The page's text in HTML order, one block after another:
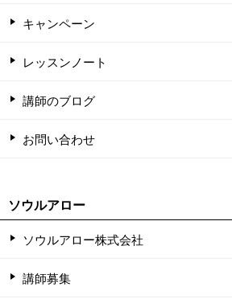
キャンペーン
レッスンノート
講師のブログ
お問い合わせ
ソウルアロー
ソウルアロー株式会社
講師募集